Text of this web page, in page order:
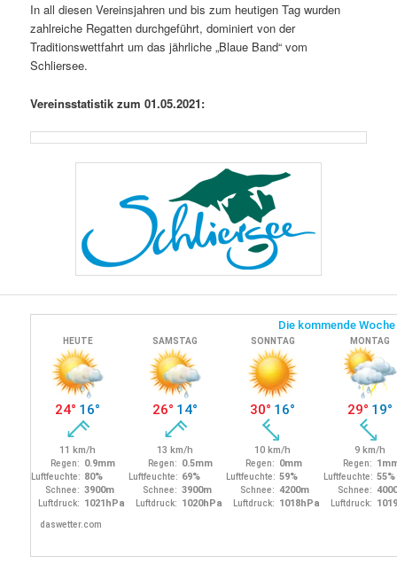
In all diesen Vereinsjahren und bis zum heutigen Tag wurden
zahlreiche Regatten durchgeführt, dominiert von der
Traditionswettfahrt um das jährliche „Blaue Band“ vom
Schliersee.
Vereinsstatistik zum 01.05.2021: